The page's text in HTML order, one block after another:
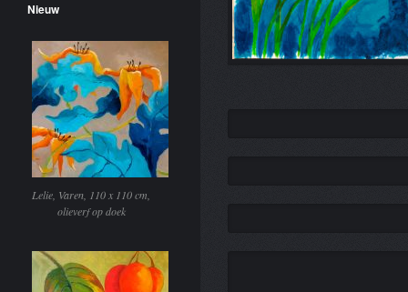
Nieuw
Lelie, Varen, 110 x 110 cm,
olieverf op doek